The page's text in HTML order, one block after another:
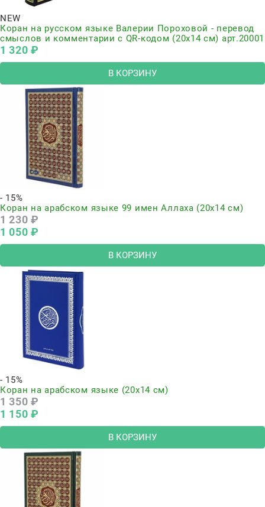
NEW
Коран на русском языке Валерии Пороховой - перевод
смыслов и комментарии с QR-кодом (20х14 см) арт.20001
1 320 ₽
В КОРЗИНУ
- 15%
Коран на арабском языке 99 имен Аллаха (20х14 см)
1 230 ₽
1 050 ₽
В КОРЗИНУ
- 15%
Коран на арабском языке (20х14 см)
1 350 ₽
1 150 ₽
В КОРЗИНУ